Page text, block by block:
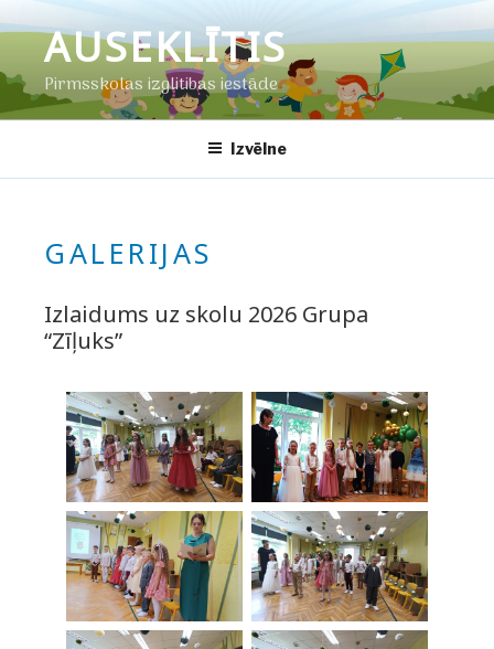
uz
saturuAUSEKLĪTIS
Pirmsskolas izglītības iestāde
Izvēlne
GALERIJAS
Izlaidums uz skolu 2026 Grupa
“Zīļuks”